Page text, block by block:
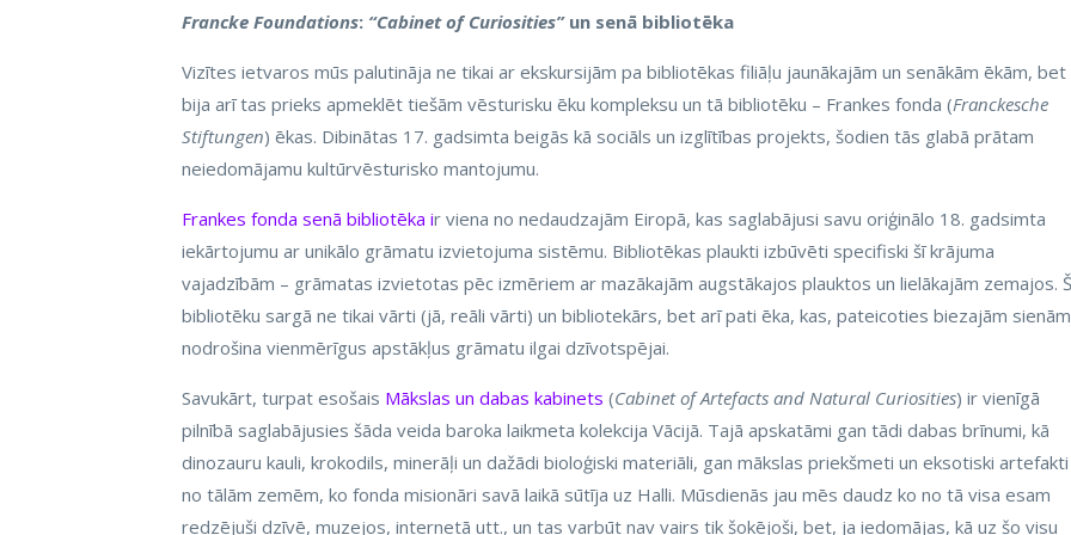
Francke Foundations: “Cabinet of Curiosities”un senā bibliotēka
Vizītes ietvaros mūs palutināja ne tikai ar ekskursijām pa bibliotēkas filiāļu jaunākajām un senākām ēkām, bet
bija arī tas prieks apmeklēt tiešām vēsturisku ēku kompleksu un tā bibliotēku – Frankes fonda (Franckesche
Stiftungen) ēkas. Dibinātas 17. gadsimta beigās kā sociāls un izglītības projekts, šodien tās glabā prātam
neiedomājamu kultūrvēsturisko mantojumu.
Frankes fonda senā bibliotēka ir viena no nedaudzajām Eiropā, kas saglabājusi savu oriģinālo 18. gadsimta
iekārtojumu ar unikālo grāmatu izvietojuma sistēmu. Bibliotēkas plaukti izbūvēti specifiski šī krājuma
vajadzībām – grāmatas izvietotas pēc izmēriem ar mazākajām augstākajos plauktos un lielākajām zemajos.
bibliotēku sargā ne tikai vārti (jā, reāli vārti) un bibliotekārs, bet arī pati ēka, kas, pateicoties biezajām
nodrošina vienmērīgus apstākļus grāmatu ilgai dzīvotspējai.
Savukārt, turpat esošais Mākslas un dabas kabinets (Cabinet of Artefacts and Natural Curiosities) ir vienīgā
pilnībā saglabājusies šāda veida baroka laikmeta kolekcija Vācijā. Tajā apskatāmi gan tādi dabas brīnumi, kā
dinozauru kauli, krokodils, minerāļi un dažādi bioloģiski materiāli, gan mākslas priekšmeti un eksotiski artefakti
no tālām zemēm, ko fonda misionāri savā laikā sūtīja uz Halli. Mūsdienās jau mēs daudz ko no tā visa esam
redzējuši dzīvē, muzejos, internetā utt., un tas varbūt nav vairs tik šokējoši, bet, ja iedomājas, kā uz šo visu